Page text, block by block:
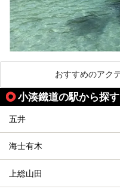
おすすめのアク
小湊鐵道の駅から探す
五井
海士有木
上総山田